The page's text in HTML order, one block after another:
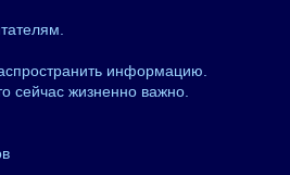
информацию.
сейчас жизненно важно.